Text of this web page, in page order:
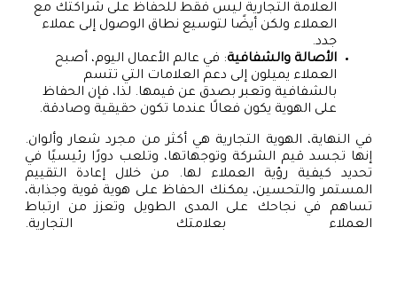
العلامة التجارية ليس فقط للحفاظ على شراكتك مع
العملاء ولكن أيضًا لتوسيع نطاق الوصول إلى عملاء
جدد.
الأصالة والشفافية: في عالم الأعمال اليوم، أصبح
العملاء يميلون إلى دعم العلامات التي تتسم
بالشفافية وتعبر بصدق عن قيمها. لذا، فإن الحفاظ
على الهوية يكون فعالًا عندما تكون حقيقية وصادقة.
في النهاية، الهوية التجارية هي أكثر من مجرد شعار وألوان.
إنها تجسد قيم الشركة وتوجهاتها، وتلعب دورًا رئيسيًا في
تحديد كيفية رؤية العملاء لها. من خلال إعادة التقييم
المستمر والتحسين، يمكنك الحفاظ على هوية قوية وجذابة،
تساهم في نجاحك على المدى الطويل وتعزز من ارتباط
العملاء بعلامتك التجارية.